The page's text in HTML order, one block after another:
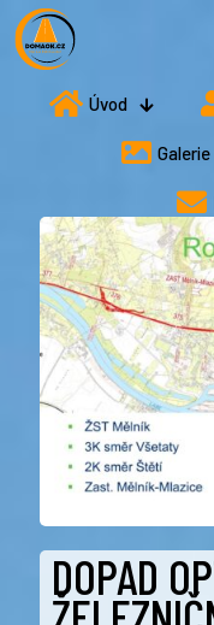
Úvod
Galerie
DOPAD